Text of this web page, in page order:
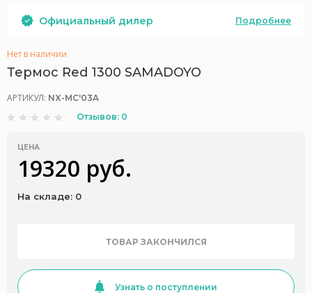
Официальный дилер Подробнее
Нет в наличии
Термос Red 1300 SAMADOYO
АРТИКУЛ: NX-MC'03A
Отзывов: 0
ЦЕНА
19320 руб.
На складе: 0
ТОВАР ЗАКОНЧИЛСЯ
Узнать о поступлении